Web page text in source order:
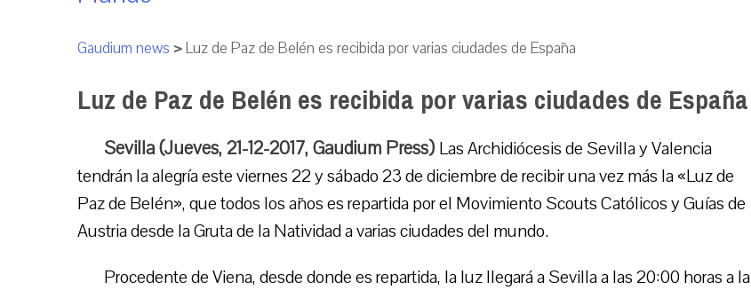
Gaudium news >Luz de Paz de Belén es recibida por varias ciudades de España
Luz de Paz de Belén es recibida por varias ciudades de España
Sevilla (Jueves, 21-12-2017, Gaudium Press) Las Archidiócesis de Sevilla y Valencia
tendrán la alegría este viernes 22 y sábado 23 de diciembre de recibir una vez más la «Luz de
Paz de Belén», que todos los años es repartida por el Movimiento Scouts Católicos y Guías de
Austria desde la Gruta de la Natividad a varias ciudades del mundo.
Procedente de Viena, desde donde es repartida, la luz llegará a Sevilla a las 20:00 horas a la